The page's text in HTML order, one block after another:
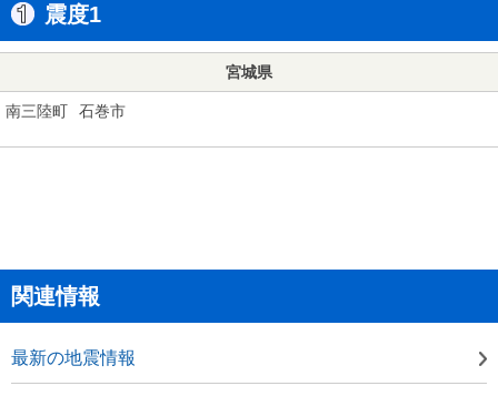
震度1
宮城県
南三陸町 石巻市
関連情報
最新の地震情報